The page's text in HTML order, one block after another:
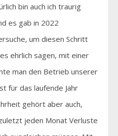
bin auch ich traurig
es gab in 2022
um diesen Schritt
ehrlich sagen, mit einer
man den Betrieb unserer
für das laufende Jahr
gehört aber auch,
jeden Monat Verluste